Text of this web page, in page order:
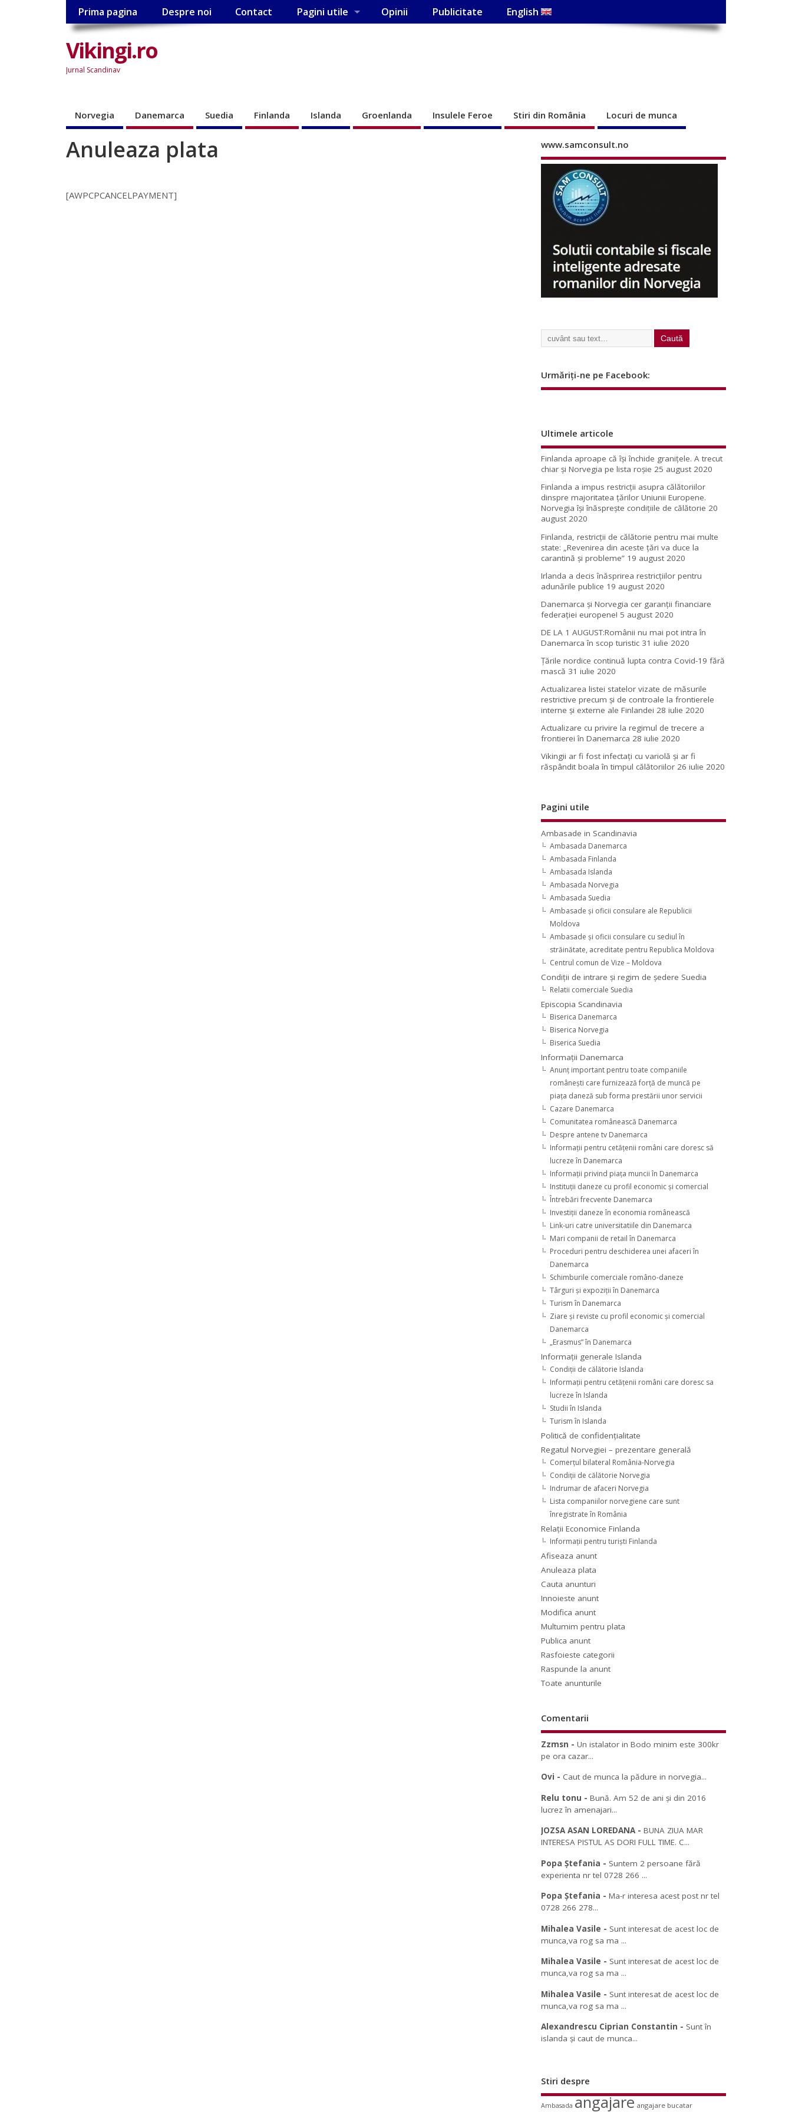
Prima pagina Despre noi Contact Pagini utile Opinii Publicitate English
Vikingi.ro
Jurnal Scandinav
Norvegia Danemarca Suedia Finlanda Islanda Groenlanda Insulele Feroe Stiri din România Locuri de munca
Anuleaza plata
[AWPCPCANCELPAYMENT]
www.samconsult.no
Urmăriți-ne pe Facebook:
Ultimele articole
Finlanda aproape că își închide granițele. A trecut
chiar și Norvegia pe lista roșie 25 august 2020
Finlanda a impus restricţii asupra călătoriilor
dinspre majoritatea ţărilor Uniunii Europene.
Norvegia își înăsprește condițiile de călătorie 20
august 2020
Finlanda, restricţii de călătorie pentru mai multe
state: „Revenirea din aceste ţări va duce la
carantină şi probleme” 19 august 2020
Irlanda a decis înăsprirea restricțiilor pentru
adunările publice 19 august 2020
Danemarca și Norvegia cer garanții financiare
federației europene! 5 august 2020
DE LA 1 AUGUST:Românii nu mai pot intra în
Danemarca în scop turistic 31 iulie 2020
Țările nordice continuă lupta contra Covid-19 fără
mască 31 iulie 2020
Actualizarea listei statelor vizate de măsurile
restrictive precum și de controale la frontierele
interne și externe ale Finlandei 28 iulie 2020
Actualizare cu privire la regimul de trecere a
frontierei în Danemarca 28 iulie 2020
Vikingii ar fi fost infectaţi cu variolă şi ar fi
răspândit boala în timpul călătoriilor 26 iulie 2020
Pagini utile
Ambasade in Scandinavia
Ambasada Danemarca
Ambasada Finlanda
Ambasada Islanda
Ambasada Norvegia
Ambasada Suedia
Ambasade şi oficii consulare ale Republicii
Moldova
Ambasade şi oficii consulare cu sediul în
străinătate, acreditate pentru Republica Moldova
Centrul comun de Vize – Moldova
Condiţii de intrare şi regim de şedere Suedia
Relatii comerciale Suedia
Episcopia Scandinavia
Biserica Danemarca
Biserica Norvegia
Biserica Suedia
Informaţii Danemarca
Anunţ important pentru toate companiile
româneşti care furnizează forţă de muncă pe
piaţa daneză sub forma prestării unor servicii
Cazare Danemarca
Comunitatea românească Danemarca
Despre antene tv Danemarca
Informaţii pentru cetăţenii români care doresc să
lucreze în Danemarca
Informaţii privind piaţa muncii în Danemarca
Instituţii daneze cu profil economic şi comercial
Întrebări frecvente Danemarca
Investiţii daneze în economia românească
Link-uri catre universitatiile din Danemarca
Mari companii de retail în Danemarca
Proceduri pentru deschiderea unei afaceri în
Danemarca
Schimburile comerciale româno-daneze
Târguri şi expoziţii în Danemarca
Turism în Danemarca
Ziare şi reviste cu profil economic şi comercial
Danemarca
„Erasmus” în Danemarca
Informaţii generale Islanda
Condiţii de călătorie Islanda
Informaţii pentru cetăţenii români care doresc sa
lucreze în Islanda
Studii în Islanda
Turism în Islanda
Politică de confidențialitate
Regatul Norvegiei – prezentare generală
Comerţul bilateral România-Norvegia
Condiții de călătorie Norvegia
Indrumar de afaceri Norvegia
Lista companiilor norvegiene care sunt
înregistrate în România
Relaţii Economice Finlanda
Informaţii pentru turişti Finlanda
Afiseaza anunt
Anuleaza plata
Cauta anunturi
Innoieste anunt
Modifica anunt
Multumim pentru plata
Publica anunt
Rasfoieste categorii
Raspunde la anunt
Toate anunturile
Comentarii
Zzmsn -Un istalator in Bodo minim este 300kr
pe ora cazar...
Ovi - Caut de munca la pădure in norvegia...
Relu tonu -Bună. Am 52 de ani și din 2016
lucrez în amenajari...
JOZSA ASAN LOREDANA-BUNA ZIUA MAR
INTERESA PISTUL AS DORI FULL TIME. C...
Popa Ștefania - Suntem 2 persoane fără
experienta nr tel 0728 266 ...
Popa Ștefania -Ma-r interesa acest post nr tel
0728 266 278...
Mihalea Vasile - Sunt interesat de acest loc de
munca,va rog sa ma ...
Mihalea Vasile - Sunt interesat de acest loc de
munca,va rog sa ma ...
Mihalea Vasile - Sunt interesat de acest loc de
munca,va rog sa ma ...
Alexandrescu Ciprian Constantin - Sunt în
islanda și caut de munca...
Stiri despre
Ambasada angajare angajare bucatar